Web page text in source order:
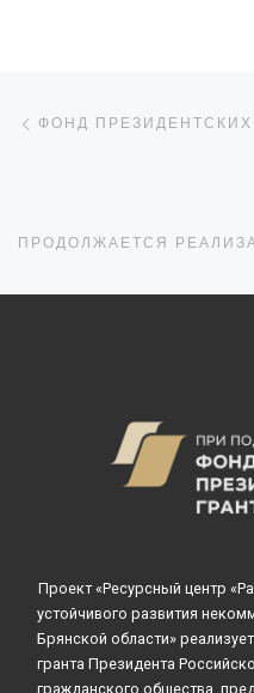
Навигация по
Проект «Ресурсный центр
устойчивого развития
Брянской области»
гранта Президента
гражданского общества,